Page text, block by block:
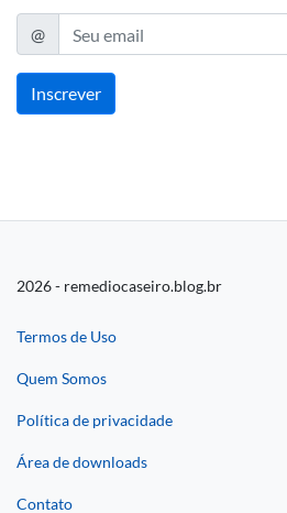
@
E-mail
Inscrever
2026 - remediocaseiro.blog.br
Termos de Uso
Quem Somos
Política de privacidade
Área de downloads
Contato